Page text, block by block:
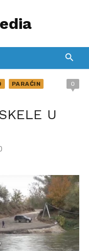
PARAĆIN
0
U